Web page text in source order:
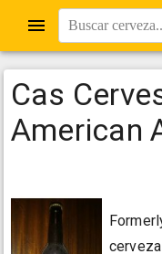
Buscar
Cas
American